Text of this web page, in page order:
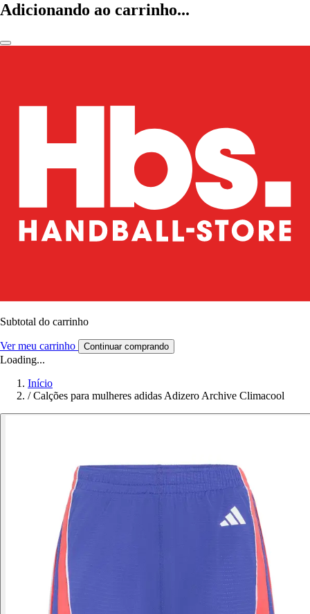
Adicionando ao carrinho...
Subtotal do carrinho
Ver meu carrinho Continuar comprando
Loading...
Início
/ Calções para mulheres adidas Adizero Archive Climacool